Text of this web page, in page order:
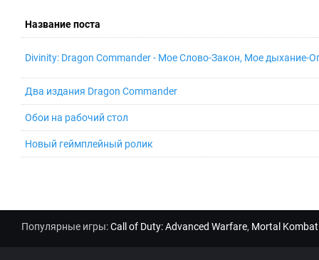
Название поста
Divinity: Dragon Commander - Мое Слово-Закон, Мое дыхание-
Два издания Dragon Commander
Обои на рабочий стол
Новый геймплейный ролик
Популярные игры:Call of Duty: Advanced Warfare, Mortal